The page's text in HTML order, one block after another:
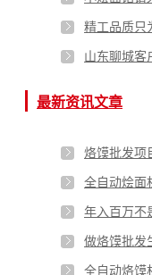
山东聊城客
最新资讯文章
烙馍批发项
做烙馍批发